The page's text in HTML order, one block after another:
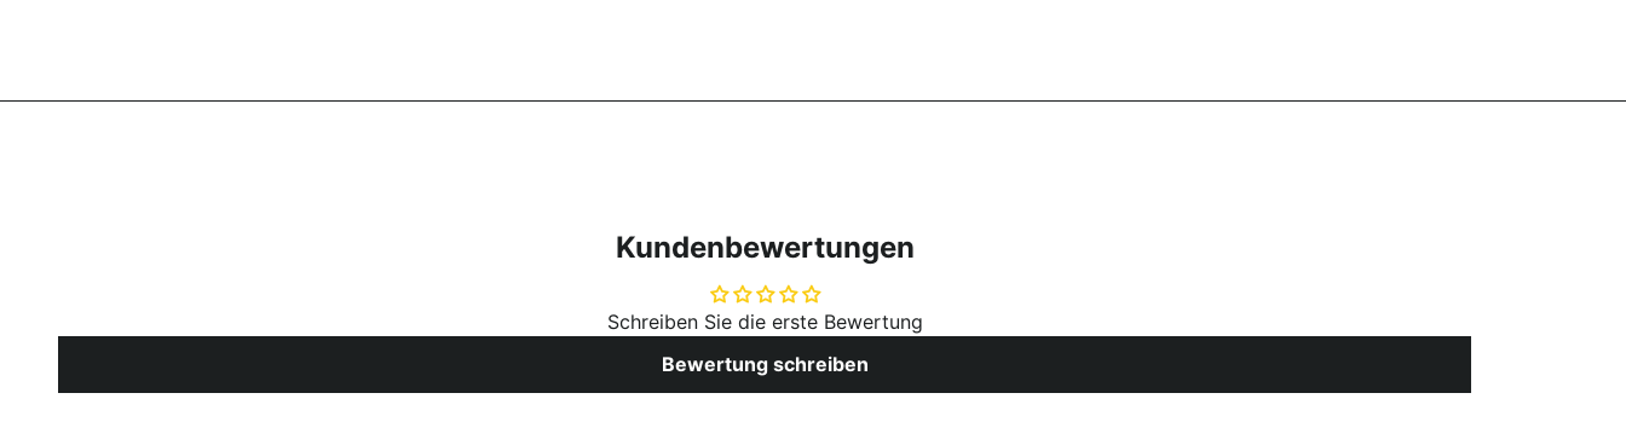
Kundenbewertungen
Schreiben Sie die erste Bewertung
Bewertung schreiben